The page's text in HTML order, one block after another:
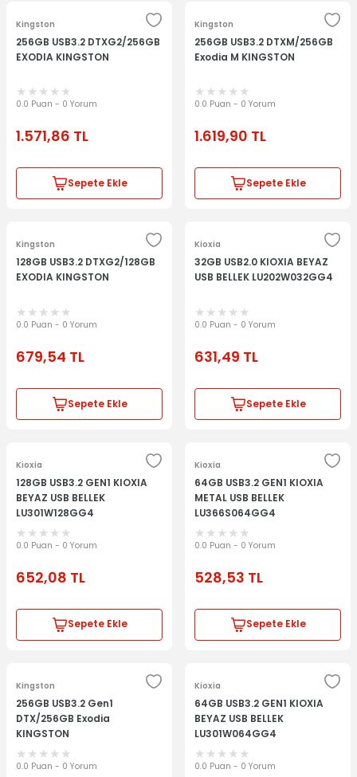
Kingston
256GB USB3.2 DTXG2/256GB
EXODIA KINGSTON
0.0 Puan - 0 Yorum
1.571,86 TL
Sepete Ekle
Kingston
256GB USB3.2 DTXM/256GB
Exodia M KINGSTON
0.0 Puan - 0 Yorum
1.619,90 TL
Sepete Ekle
Kingston
128GB USB3.2 DTXG2/128GB
EXODIA KINGSTON
0.0 Puan - 0 Yorum
679,54 TL
Sepete Ekle
Kioxia
32GB USB2.0 KIOXIA BEYAZ
USB BELLEK LU202W032GG4
0.0 Puan - 0 Yorum
631,49 TL
Sepete Ekle
Kioxia
128GB USB3.2 GEN1 KIOXIA
BEYAZ USB BELLEK
LU301W128GG4
0.0 Puan - 0 Yorum
652,08 TL
Sepete Ekle
Kioxia
64GB USB3.2 GEN1 KIOXIA
METAL USB BELLEK
LU366S064GG4
0.0 Puan - 0 Yorum
528,53 TL
Sepete Ekle
Kingston
256GB USB3.2 Gen1
DTX/256GB Exodia
KINGSTON
0.0 Puan - 0 Yorum
Kioxia
64GB USB3.2 GEN1 KIOXIA
BEYAZ USB BELLEK
LU301W064GG4
0.0 Puan - 0 Yorum